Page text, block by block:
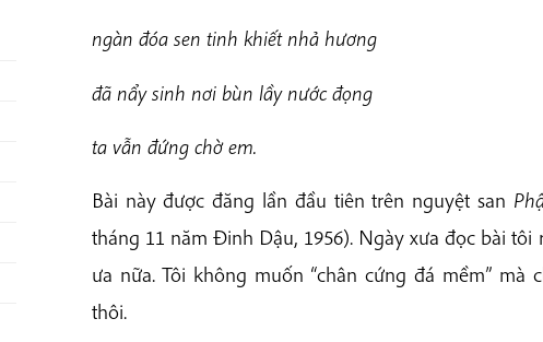
ngàn đóa sen tinh khiết nhả hương
đã nẩy sinh nơi bùn lầy nước đọng
ta vẫn đứng chờ em.
Bài này được đăng lần đầu tiên trên nguyệt san
tháng 11 năm Đinh Dậu, 1956). Ngày xưa đọc bài
ưa nữa. Tôi không muốn “chân cứng đá mềm” mà
thôi.